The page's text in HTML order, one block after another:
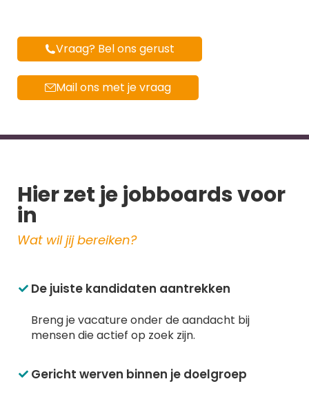
Vraag? Bel ons gerust
Mail ons met je vraag
Hier zet je jobboards voor
in
Wat wil jij bereiken?
De juiste kandidaten aantrekken
Breng je vacature onder de aandacht bij
mensen die actief op zoek zijn.
Gericht werven binnen je doelgroep